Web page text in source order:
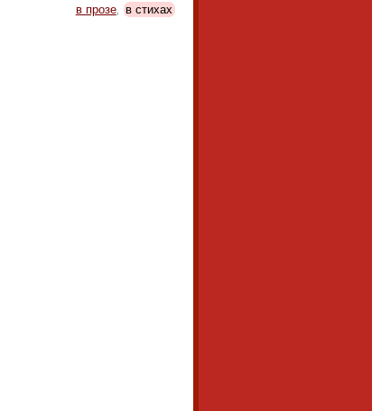
в прозе, в стихах